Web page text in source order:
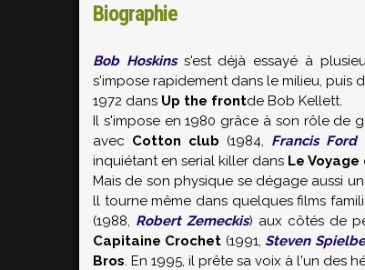
Biographie
Bob Hoskinss'est déjà essayé à
s'impose rapidement dans le milieu, puis
1972 dans Up the frontde Bob Kellett.
Il s'impose en 1980 grâce à son rôle de
avec Cotton club (1984, Francis Ford
inquiétant en serial killer dans Le
Mais de son physique se dégage aussi
ll tourne même dans quelques films
(1988, Robert Zemeckis) aux côtés de
Capitaine Crochet (1991,Steven
Bros. En 1995, il prête sa voix à l'un des